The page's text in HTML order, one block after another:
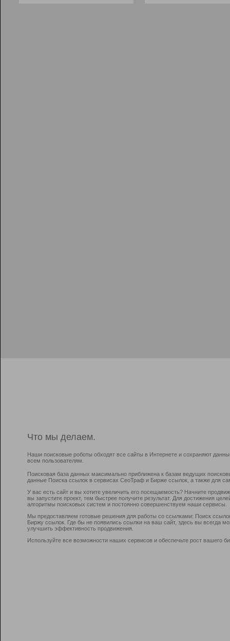
Что мы делаем.
Наши поисковые роботы обходят все сайты в Интернете и сохраняют
всем пользователям.
Поисковая база данных максимально приближена к базам ведущих
данные Поиска ссылок в сервисах СеоТраф и Бирже ссылок, а также для
У вас есть сайт и вы хотите увеличить его посещаемость? Начните
вы запустите проект, тем быстрее получите результат. Для достижения
алгоритмы поисковых систем и постоянно совершенствуем наши сервисы.
Мы предоставляем готовые решения для работы со ссылками: Поиск
Биржу ссылок. Где бы не появились ссылки на ваш сайт, здесь вы всегда
улучшить эффективность продвижения.
Используйте все возможности наших сервисов и обеспечьте рост вашего